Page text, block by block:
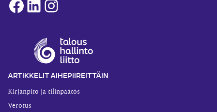
Facebook
LinkedInInstagram
ARTIKKELIT AIHEPIIREITTÄIN
Kirjanpito ja tilinpäätös
Verotus